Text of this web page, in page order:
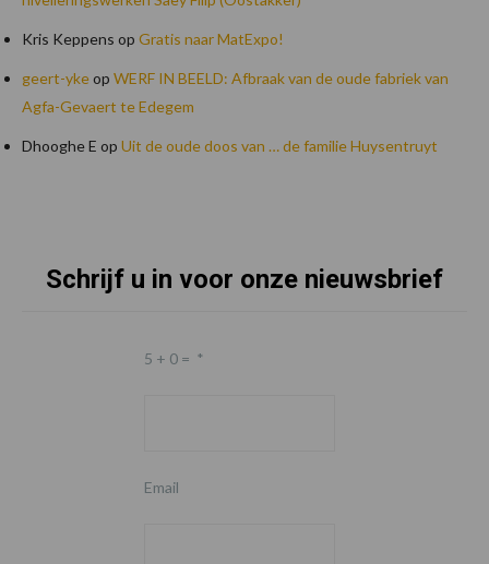
Kris Keppens op Gratis naar MatExpo!
geert-ykeop WERF IN BEELD: Afbraak van de oude fabriek van
Agfa-Gevaert te Edegem
Dhooghe E op Uit de oude doos van … de familie Huysentruyt
FooterSchrijf u in voor onze nieuwsbrief
5 + 0 = *
Email